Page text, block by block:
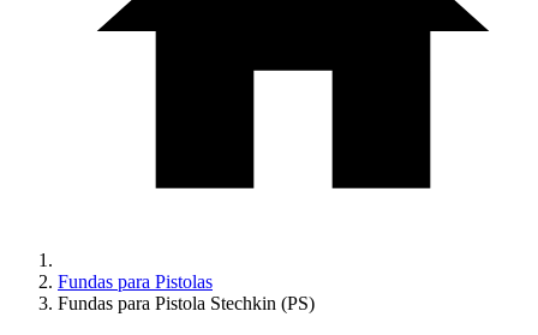
Fundas para Pistolas
Fundas para Pistola Stechkin (PS)